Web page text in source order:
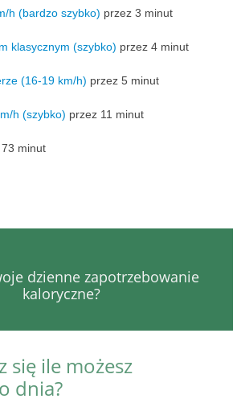
h (bardzo szybko) przez 3 minut
klasycznym (szybko) przez 4 minut
(16-19 km/h) przez 5 minut
h (szybko) przez 11 minut
minut
dzienne zapotrzebowanie
kaloryczne?
się ile możesz
dnia?